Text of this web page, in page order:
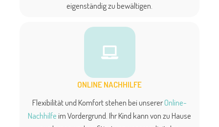
eigenständig zu bewältigen.
ONLINE NACHHILFE
Flexibilität und Komfort stehen bei unsererOnline-
Nachhilfeim Vordergrund. Ihr Kind kann von zu Hause